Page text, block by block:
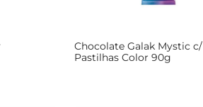
Chocolate Galak Mystic c/
Pastilhas Color 90g